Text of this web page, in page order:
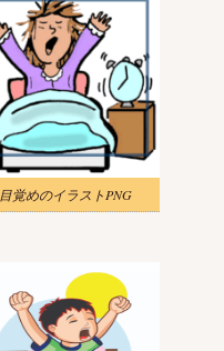
目覚めのイラストPNG